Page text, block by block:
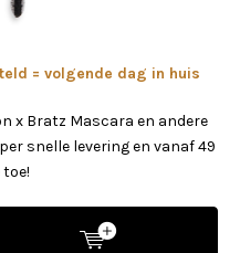
= volgende dag in huis
x Bratz Mascara en andere
snelle levering en vanaf 49